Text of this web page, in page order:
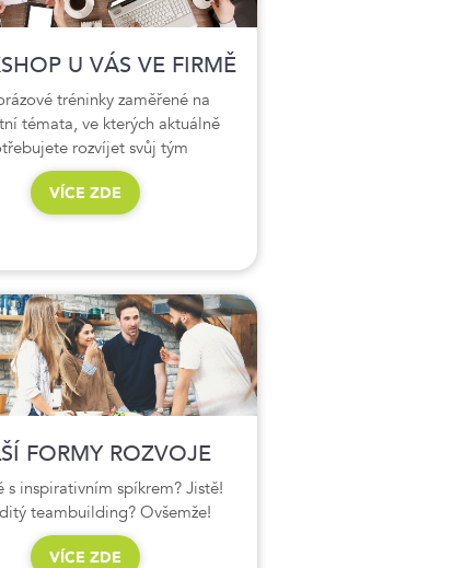
U VÁS VE FIRMĚ
tréninky zaměřené na
témata, ve kterých aktuálně
rozvíjet svůj tým
VÍCE ZDE
FORMY ROZVOJE
s inspirativním spíkrem? Jistě!
teambuilding? Ovšemže!
VÍCE ZDE